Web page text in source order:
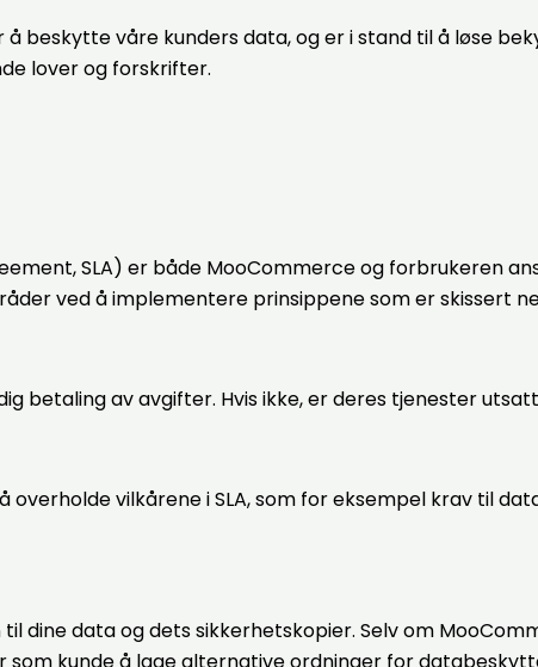
beskytte våre kunders data, og er i stand til å løse
lover og forskrifter.
SLA) er både MooCommerce og forbrukeren
ved å implementere prinsippene som er skissert
betaling av avgifter. Hvis ikke, er deres tjenester
overholde vilkårene i SLA, som for eksempel krav til
dine data og dets sikkerhetskopier. Selv om